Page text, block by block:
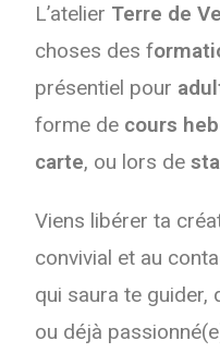
L’atelier Terre de
choses des f
présentiel pour
forme de cours
carte, ou lors de
Viens libérer ta
convivial et au
qui saura te guider,
ou déjà